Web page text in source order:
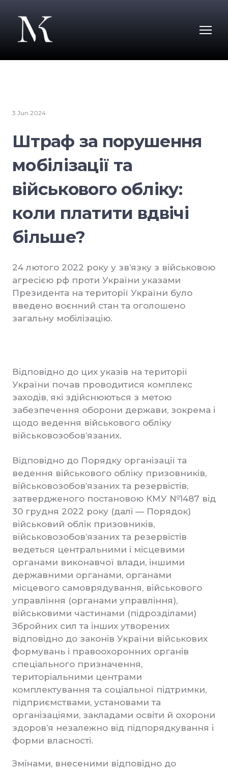
3 Jun 2024
Штраф за порушення
мобілізації та
військового обліку:
коли платити вдвічі
більше?
24 лютого 2022 року у зв’язку з військовою
агресією рф проти України указами
Президента на території України було
введено воєнний стан та оголошено
загальну мобілізацію.
Відповідно до цих указів на території
України почав проводитися комплекс
заходів, які здійснюються з метою
забезпечення оборони держави, зокрема і
щодо ведення військового обліку
військовозобов’язаних.
Відповідно до Порядку організації та
ведення військового обліку призовників,
військовозобов’язаних та резервістів,
затвердженого постановою КМУ №1487 від
30 грудня 2022 року (далі — Порядок)
військовий облік призовників,
військовозобов’язаних та резервістів
ведеться центральними і місцевими
органами виконавчої влади, іншими
державними органами, органами
місцевого самоврядування, військового
управління (органами управління),
військовими частинами (підрозділами)
Збройних сил та інших утворених
відповідно до законів України військових
формувань і правоохоронних органів
спеціального призначення,
територіальними центрами
комплектування та соціальної підтримки,
підприємствами, установами та
організаціями, закладами освіти й охорони
здоров’я незалежно від підпорядкування і
форми власності.
Змінами, внесеними відповідно до